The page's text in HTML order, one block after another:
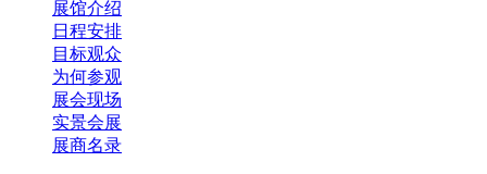
展馆介绍
日程安排
目标观众
为何参观
展会现场
实景会展
展商名录